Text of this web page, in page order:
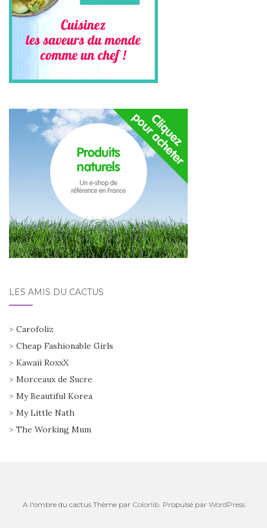
LES AMIS DU CACTUS
> Carofoliz
> Cheap Fashionable Girls
> Kawaii RoxxX
> Morceaux de Sucre
> My Beautiful Korea
> My Little Nath
> The Working Mum
A l'ombre du cactus Thème par Colorlib. Propulsé par WordPress